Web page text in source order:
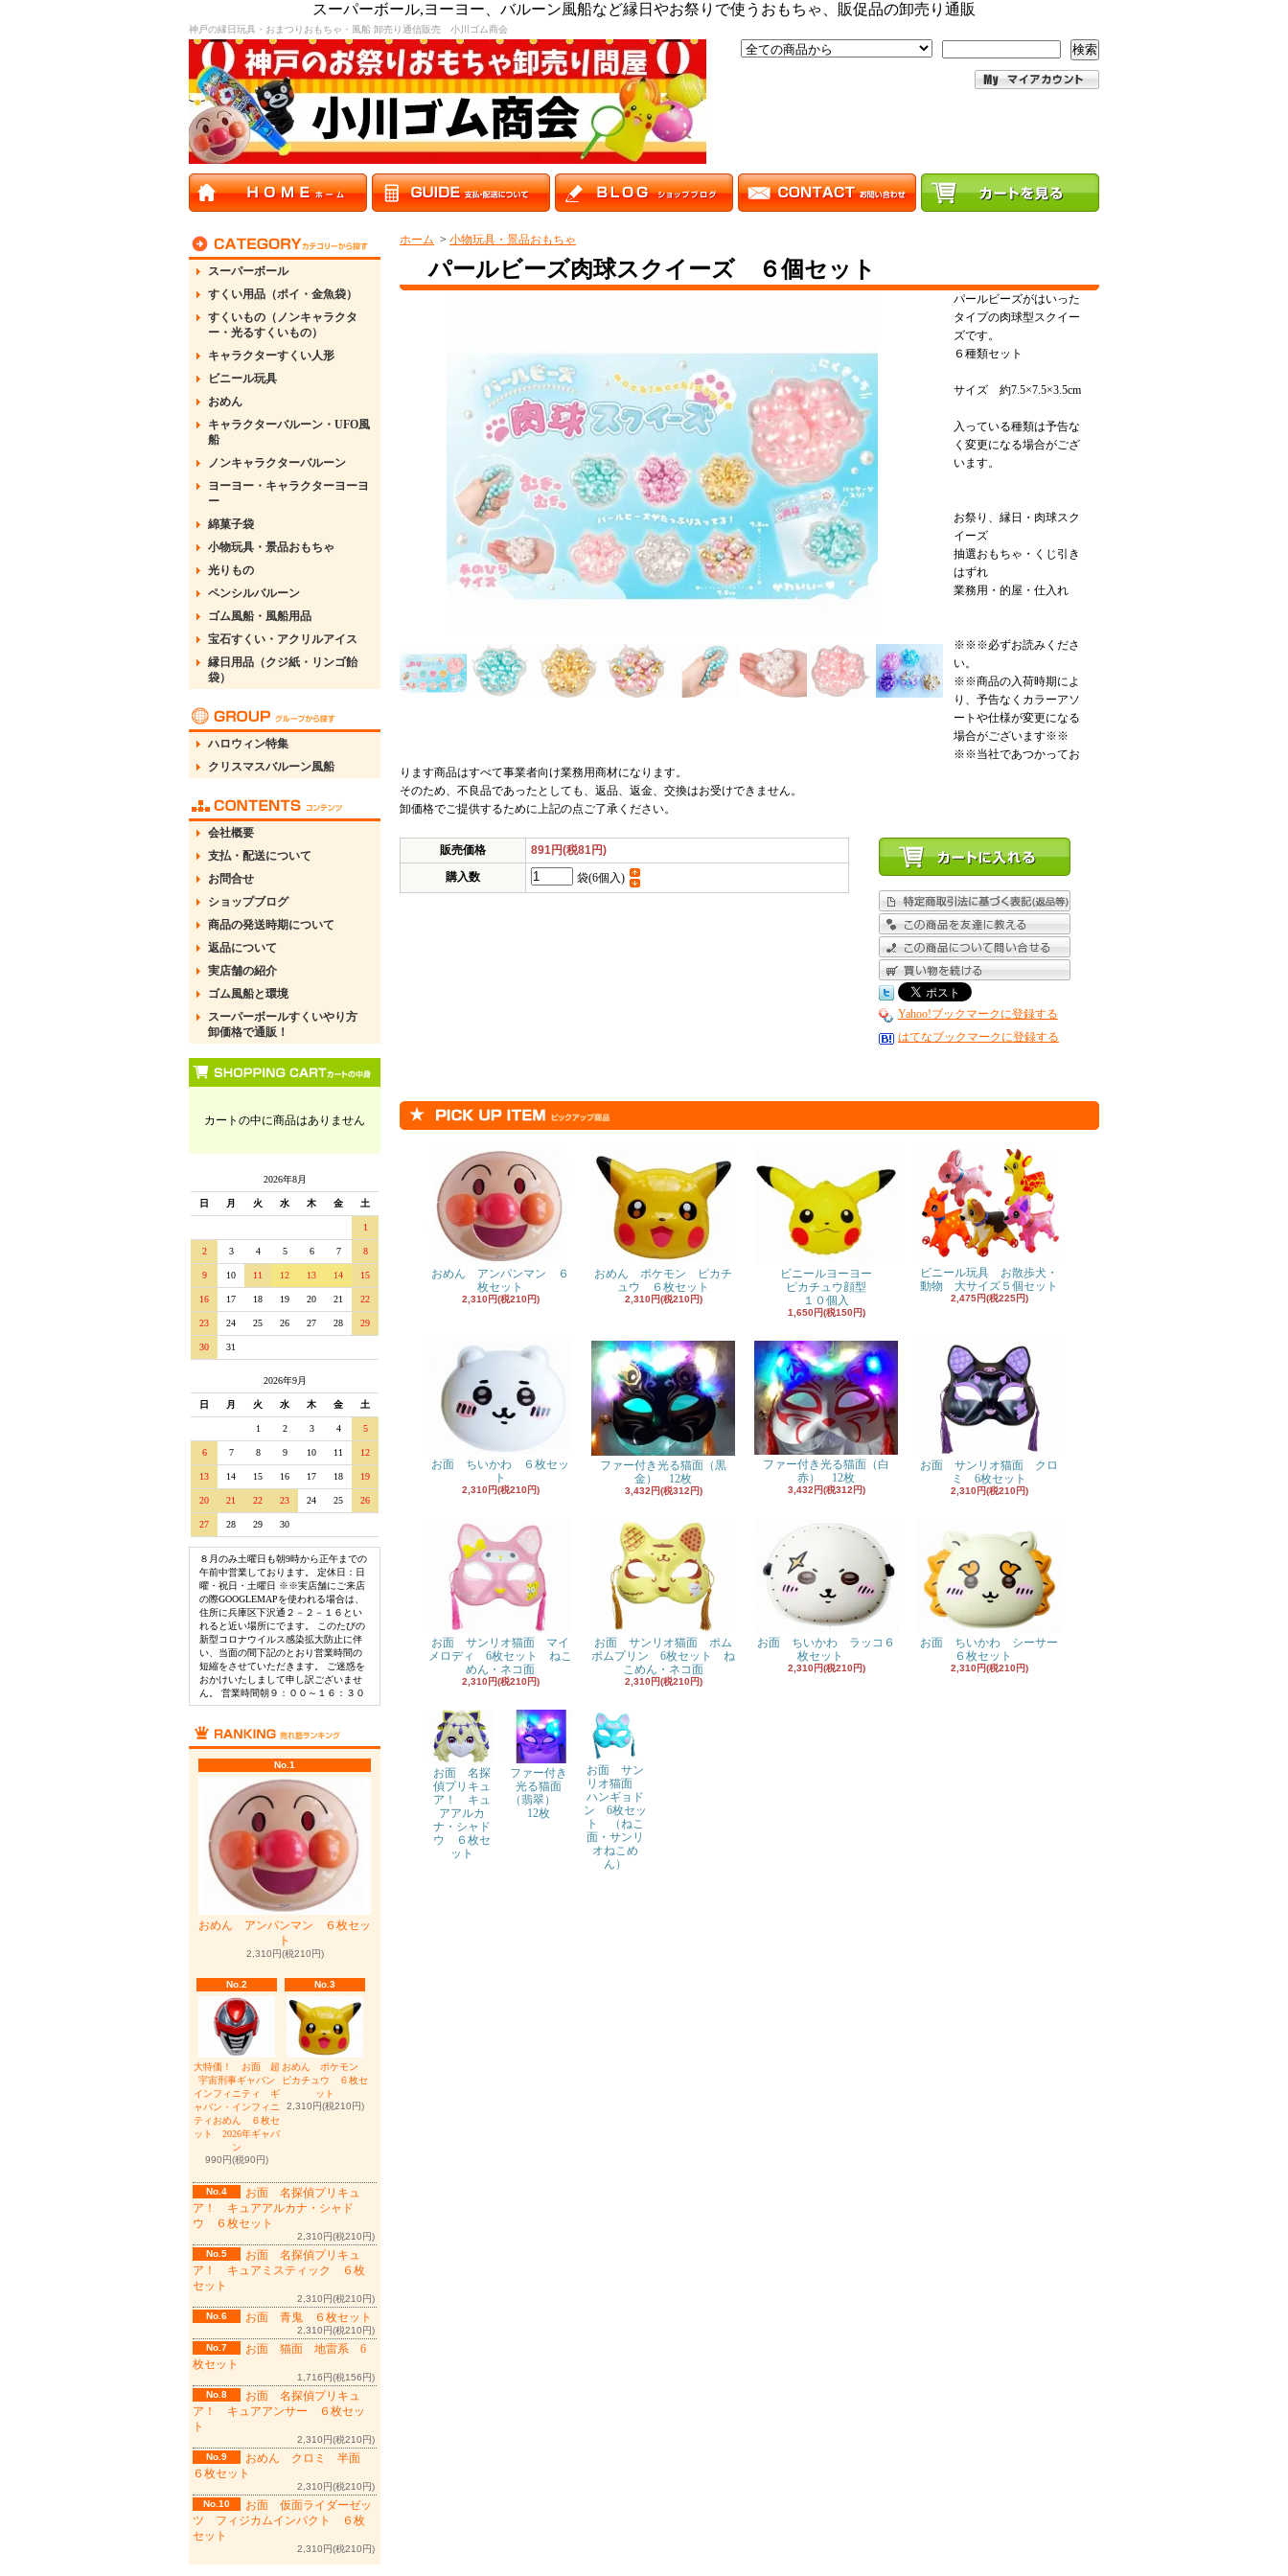
スーパーボール,ヨーヨー、バルーン風船など縁日やお祭りで使うおもちゃ、販促品の卸売り通販
神戸の縁日玩具・おまつりおもちゃ・風船 卸売り通信販売 小川ゴム商会
検索
スーパーボール
すくい用品（ポイ・金魚袋）
すくいもの（ノンキャラクタ
ー・光るすくいもの）
キャラクターすくい人形
ビニール玩具
おめん
キャラクターバルーン・UFO風
船
ノンキャラクターバルーン
ヨーヨー・キャラクターヨーヨ
ー
綿菓子袋
小物玩具・景品おもちゃ
光りもの
ペンシルバルーン
ゴム風船・風船用品
宝石すくい・アクリルアイス
縁日用品（クジ紙・リンゴ飴
袋）
ハロウィン特集
クリスマスバルーン風船
会社概要
支払・配送について
お問合せ
ショップブログ
商品の発送時期について
返品について
実店舗の紹介
ゴム風船と環境
スーパーボールすくいやり方
卸価格で通販！
カートの中に商品はありません
2026年8月
日 月 火 水 木 金 土
1
2 3 4 5 6 7 8
9 10 11 12 13 14 15
16 17 18 19 20 21 22
23 24 25 26 27 28 29
30 31
2026年9月
日 月 火 水 木 金 土
1 2 3 4 5
6 7 8 9 10 11 12
13 14 15 16 17 18 19
20 21 22 23 24 25 26
27 28 29 30
８月のみ土曜日も朝9時から正午までの
午前中営業しております。 定休日：日
曜・祝日・土曜日 ※※実店舗にご来店
の際GOOGLEMAPを使われる場合は、
住所に兵庫区下沢通２－２－１６とい
れると近い場所にでます。 このたびの
新型コロナウイルス感染拡大防止に伴
い、当面の間下記のとおり営業時間の
短縮をさせていただきます。 ご迷惑を
おかけいたしまして申し訳ございませ
ん。 営業時間朝９：００～１６：３０
No.1
おめん アンパンマン ６枚セッ
ト
2,310円(税210円)
No.2
大特価！ お面 超
宇宙刑事ギャバン
インフィニティ ギ
ャバン・インフィニ
ティおめん ６枚セ
ット 2026年ギャバ
ン
990円(税90円)
No.3
おめん ポケモン
ピカチュウ ６枚セ
ット
2,310円(税210円)
No.4
お面 名探偵プリキュ
ア！ キュアアルカナ・シャド
ウ ６枚セット
2,310円(税210円)
No.5
お面 名探偵プリキュ
ア！ キュアミスティック ６枚
セット
2,310円(税210円)
No.6
お面 青鬼 ６枚セット
2,310円(税210円)
No.7
お面 猫面 地雷系 6
枚セット
1,716円(税156円)
No.8
お面 名探偵プリキュ
ア！ キュアアンサー ６枚セッ
ト
2,310円(税210円)
No.9
おめん クロミ 半面
６枚セット
2,310円(税210円)
No.10
お面 仮面ライダーゼッ
ツ フィジカムインパクト ６枚
セット
2,310円(税210円)
ホーム > 小物玩具・景品おもちゃ
パールビーズ肉球スクイーズ ６個セット
パールビーズがはいった
タイプの肉球型スクイー
ズです。
６種類セット
サイズ 約7.5×7.5×3.5cm
入っている種類は予告な
く変更になる場合がござ
います。
お祭り、縁日・肉球スク
イーズ
抽選おもちゃ・くじ引き
はずれ
業務用・的屋・仕入れ
※※※必ずお読みくださ
い。
※※商品の入荷時期によ
り、予告なくカラーアソ
ートや仕様が変更になる
場合がございます※※
※※当社であつかってお
ります商品はすべて事業者向け業務用商材になります。
そのため、不良品であったとしても、返品、返金、交換はお受けできません。
卸価格でご提供するために上記の点ご了承ください。
販売価格
891円(税81円)
購入数
袋(6個入)
Yahoo!ブックマークに登録する
はてなブックマークに登録する
おめん アンパンマン ６
枚セット
2,310円(税210円)
おめん ポケモン ピカチ
ュウ ６枚セット
2,310円(税210円)
ビニールヨーヨー
ピカチュウ顔型
１０個入
1,650円(税150円)
ビニール玩具 お散歩犬・
動物 大サイズ５個セット
2,475円(税225円)
お面 ちいかわ ６枚セッ
ト
2,310円(税210円)
ファー付き光る猫面（黒
金） 12枚
3,432円(税312円)
ファー付き光る猫面（白
赤） 12枚
3,432円(税312円)
お面 サンリオ猫面 クロ
ミ 6枚セット
2,310円(税210円)
お面 サンリオ猫面 マイ
メロディ 6枚セット ねこ
めん・ネコ面
2,310円(税210円)
お面 サンリオ猫面 ポム
ポムプリン 6枚セット ね
こめん・ネコ面
2,310円(税210円)
お面 ちいかわ ラッコ６
枚セット
2,310円(税210円)
お面 ちいかわ シーサー
６枚セット
2,310円(税210円)
お面 名探
偵プリキュ
ア！ キュ
アアルカ
ナ・シャド
ウ ６枚セ
ット
ファー付き
光る猫面
（翡翠）
12枚
お面 サン
リオ猫面
ハンギョド
ン 6枚セッ
ト （ねこ
面・サンリ
オねこめ
ん）